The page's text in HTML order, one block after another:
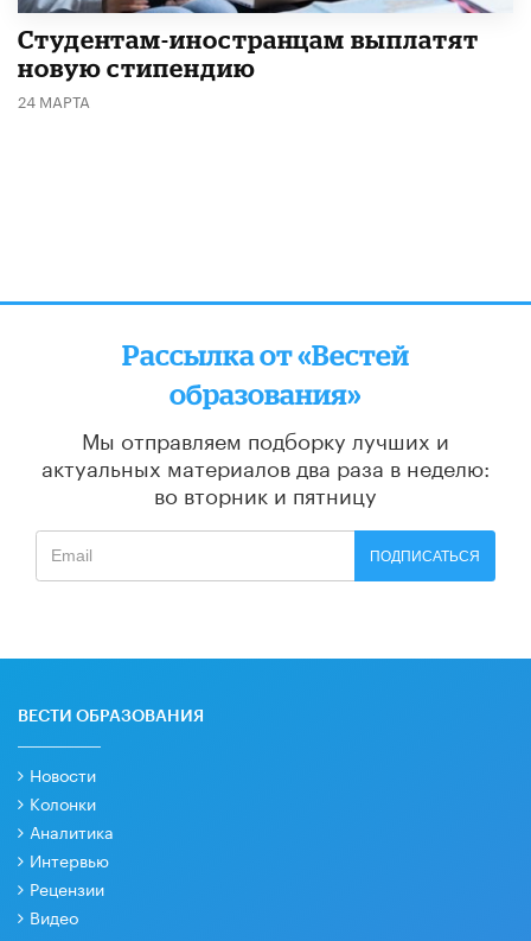
Студентам-иностранцам выплатят
новую стипендию
24 МАРТА
Рассылка от «Вестей
образования»
Мы отправляем подборку лучших и
актуальных материалов два раза в неделю:
во вторник и пятницу
ПОДПИСАТЬСЯ
ВЕСТИ ОБРАЗОВАНИЯ
Новости
Колонки
Аналитика
Интервью
Рецензии
Видео